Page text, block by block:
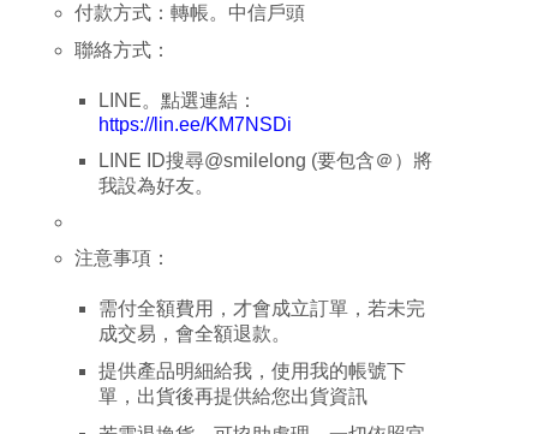
付款方式： 轉帳。中信戶頭
聯絡方式：
LINE。點選連結：
https://lin.ee/KM7NSDi
LINE ID搜尋@smilelong (要包含＠）將
我設為好友。
注意事項：
需付全額費用，才會成立訂單，若未完
成交易，會全額退款。
提供產品明細給我，使用我的帳號下
單，出貨後再提供給您出貨資訊